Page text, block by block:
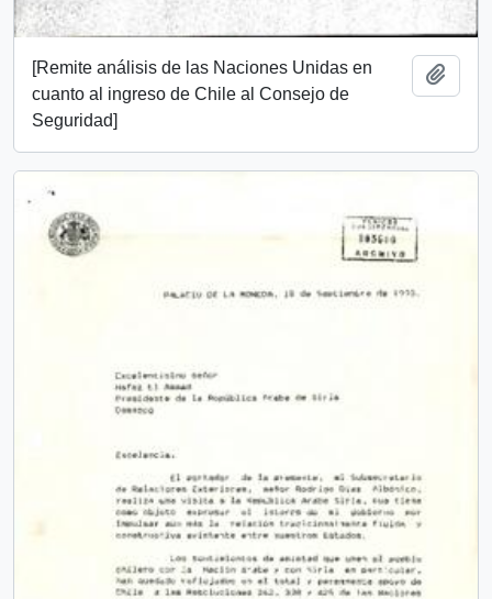
[Remite análisis de las Naciones Unidas en
cuanto al ingreso de Chile al Consejo de
Seguridad]